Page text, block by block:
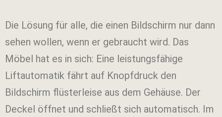
Die Lösung für alle, die einen Bildschirm nur dann
sehen wollen, wenn er gebraucht wird. Das
Möbel hat es in sich: Eine leistungsfähige
Liftautomatik fährt auf Knopfdruck den
Bildschirm flüsterleise aus dem Gehäuse. Der
Deckel öffnet und schließt sich automatisch. Im